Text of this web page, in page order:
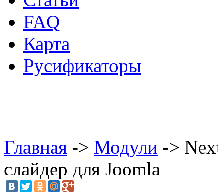
FAQ
Карта
Русификаторы
Главная -> Модули ->
слайдер для Joomla